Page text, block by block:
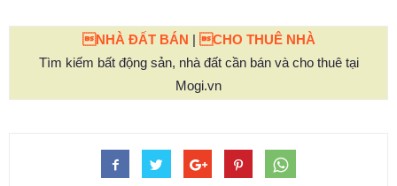
NHÀ ĐẤT BÁN | CHO THUÊ NHÀ
Tìm kiếm bất động sản, nhà đất cần bán và cho thuê tại
Mogi.vn